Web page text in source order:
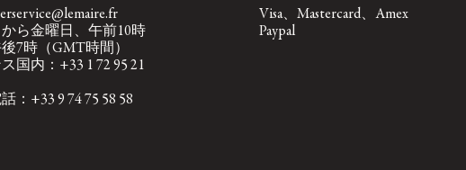
ら金曜日、午前10時
7時（GMT時間）
国内：+33 1 72 95 21
：+33 9 74 75 58 58
Visa、Mastercard、Amex
Paypal